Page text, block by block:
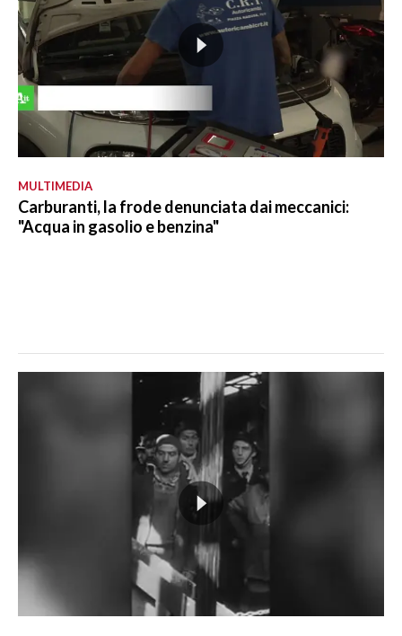
MULTIMEDIA
Carburanti, la frode denunciata dai meccanici:
"Acqua in gasolio e benzina"